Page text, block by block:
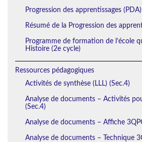
Progression des apprentissages
Résumé de la Progression des
Programme de formation de l’école
Histoire (2e cycle)
Ressources pédagogiques
Activités de synthèse (LLL) (Sec.4)
Analyse de documents – Activités
(Sec.4)
Analyse de documents – Affiche
Analyse de documents – Technique